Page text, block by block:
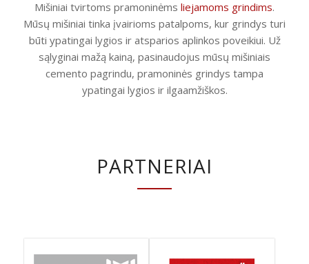
Mišiniai tvirtoms pramoninėms liejamoms grindims.
Mūsų mišiniai tinka įvairioms patalpoms, kur grindys turi
būti ypatingai lygios ir atsparios aplinkos poveikiui. Už
sąlyginai mažą kainą, pasinaudojus mūsų mišiniais
cemento pagrindu, pramoninės grindys tampa
ypatingai lygios ir ilgaamžiškos.
PARTNERIAI